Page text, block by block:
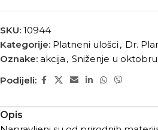
SKU: 10944
Kategorije: Platneni ulošci , Dr.
Oznake: akcija , Sniženje u oktobru
Podijeli:
Opis